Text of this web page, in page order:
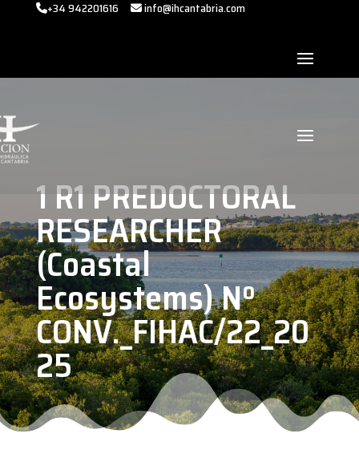
+34 942201616 info@ihcantabria.com
1 R1 PREDOCTORAL
RESEARCHER
(Coastal
Ecosystems) Nº
CONV._FIHAC/22_20
25